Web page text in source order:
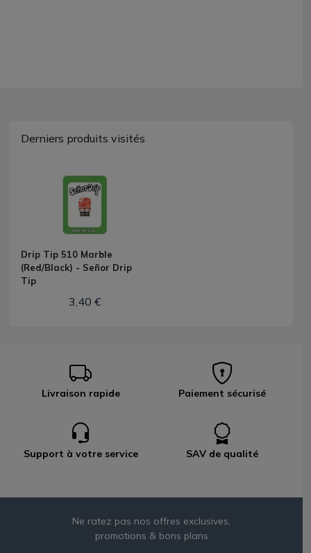
Derniers produits visités
Drip Tip 510 Marble
(Red/Black) - Señor Drip
Tip
3,40 €
Livraison rapide Paiement sécurisé
Support à votre service SAV de qualité
Ne ratez pas nos offres exclusives,
promotions & bons plans